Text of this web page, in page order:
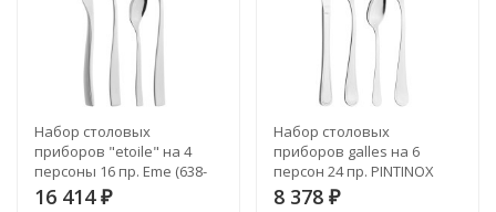
Набор столовых
приборов "etoile" на 4
персоны 16 пр. Eme (638-
045)
16 414 ₽
Набор столовых
приборов galles на 6
персон 24 пр. PINTINOX
(340-089)
8 378 ₽